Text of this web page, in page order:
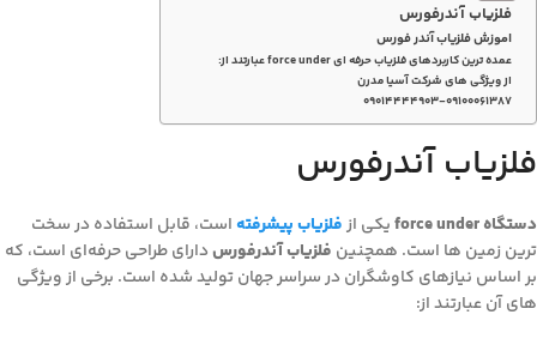
فلزیاب آندرفورس
اموزش فلزیاب آندر فورس
عمده ترین کاربردهای فلزیاب حرفه ای force under عبارتند از:
از ویژگی های شرکت آسیا مدرن
۰۹۰۱۴۴۴۴۹۰۳-۰۹۱۰۰۰۶۱۳۸۷
فلزیاب آندرفورس
دستگاه force under یکی ازفلزیاب پیشرفتهاست، قابل استفاده در سخت
ترین زمین ها است. همچنین فلزیاب آندرفورسدارای طراحی حرفه‌ای است، که
بر اساس نیازهای کاوشگران در سراسر جهان تولید شده است. برخی از ویژگی
های آن عبارتند از: